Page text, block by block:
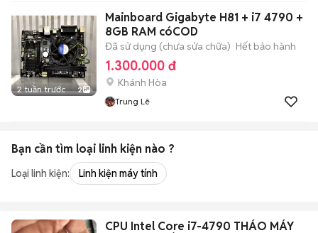
2 tuần trước 2
Mainboard Gigabyte H81 + i7 4790 +
8GB RAM cóCOD
Đã sử dụng (chưa sửa chữa) Hết bảo hành
1.300.000 đ
Khánh Hòa
Trung Lê
Bạn cần tìm loại linh kiện nào ?
Loại linh kiện: Linh kiện máy tính
CPU Intel Core i7-4790 THÁO MÁY